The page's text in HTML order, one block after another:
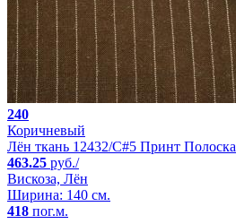
240
Коричневый
Лён ткань 12432/C#5 Принт Полоска
463.25 руб./
Вискоза, Лён
Ширина: 140 см.
418 пог.м.